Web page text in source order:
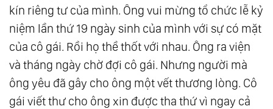
kín riêng tư của mình. Ông vui mừng tổ chức lễ kỷ
niệm lần thứ 19 ngày sinh của mình với sự có mặt
của cô gái. Rồi họ thề thốt với nhau. Ông ra viện
và tháng ngày chờ đợi cô gái. Nhưng người mà
ông yêu đã gây cho ông một vết thương lòng. Cô
gái viết thư cho ông xin được tha thứ vì ngay cả